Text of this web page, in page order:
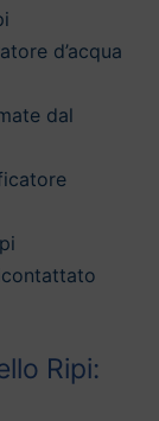
d’acqua
dal
Ripi: